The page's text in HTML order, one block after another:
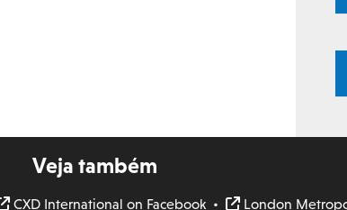
Veja também
CXD International on Facebook • London